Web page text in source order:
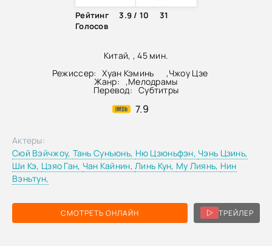
Китай, , 45 мин.
Режиссер:
Хуан Кэминь ,Чжоу Цзе
Жанр: ,Мелодрамы
Перевод: Субтитры
7.9
Рейтинг
3.9 / 10
31
Голосов
СМОТРЕТЬ ОНЛАЙН ТРЕЙЛЕР
Актеры:
Сюй Вэйчжоу, Тань Сунъюнь, Ню Цзюньфэн, Чэнь Цзинь,
Ши Кэ, Цзяо Ган, Чан Кайнин,Линь Кун, Му Лиянь, Нин
Вэньтун,